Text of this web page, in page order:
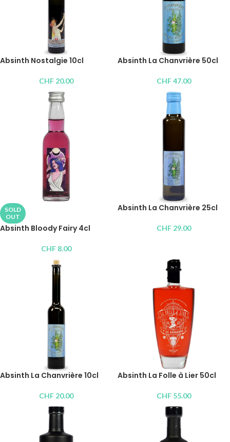
Absinth Nostalgie 10cl
CHF 20.00
Absinth La Chanvrière 50cl
CHF47.00
SOLD
OUT
Absinth Bloody Fairy 4cl
CHF 8.00
Absinth La Chanvrière 25cl
CHF 29.00
Absinth La Chanvrière 10cl
CHF 20.00
Absinth La Folle à Lier 50cl
CHF 55.00